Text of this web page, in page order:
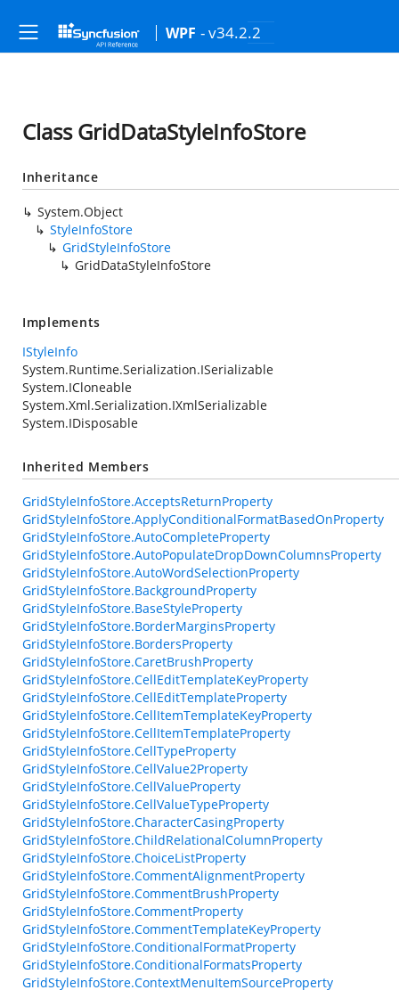
WPF - v34.2.2
Class GridDataStyleInfoStore
Inheritance
System.Object
StyleInfoStore
GridStyleInfoStore
GridDataStyleInfoStore
Implements
IStyleInfo
System.Runtime.Serialization.ISerializable
System.ICloneable
System.Xml.Serialization.IXmlSerializable
System.IDisposable
Inherited Members
GridStyleInfoStore.AcceptsReturnProperty
GridStyleInfoStore.ApplyConditionalFormatBasedOnProperty
GridStyleInfoStore.AutoCompleteProperty
GridStyleInfoStore.AutoPopulateDropDownColumnsProperty
GridStyleInfoStore.AutoWordSelectionProperty
GridStyleInfoStore.BackgroundProperty
GridStyleInfoStore.BaseStyleProperty
GridStyleInfoStore.BorderMarginsProperty
GridStyleInfoStore.BordersProperty
GridStyleInfoStore.CaretBrushProperty
GridStyleInfoStore.CellEditTemplateKeyProperty
GridStyleInfoStore.CellEditTemplateProperty
GridStyleInfoStore.CellItemTemplateKeyProperty
GridStyleInfoStore.CellItemTemplateProperty
GridStyleInfoStore.CellTypeProperty
GridStyleInfoStore.CellValue2Property
GridStyleInfoStore.CellValueProperty
GridStyleInfoStore.CellValueTypeProperty
GridStyleInfoStore.CharacterCasingProperty
GridStyleInfoStore.ChildRelationalColumnProperty
GridStyleInfoStore.ChoiceListProperty
GridStyleInfoStore.CommentAlignmentProperty
GridStyleInfoStore.CommentBrushProperty
GridStyleInfoStore.CommentProperty
GridStyleInfoStore.CommentTemplateKeyProperty
GridStyleInfoStore.ConditionalFormatProperty
GridStyleInfoStore.ConditionalFormatsProperty
GridStyleInfoStore.ContextMenuItemSourceProperty